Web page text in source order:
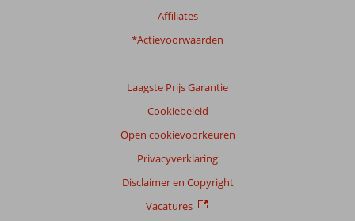
Affiliates
*Actievoorwaarden
Laagste Prijs Garantie
Cookiebeleid
Open cookievoorkeuren
Privacyverklaring
Disclaimer en Copyright
Vacatures